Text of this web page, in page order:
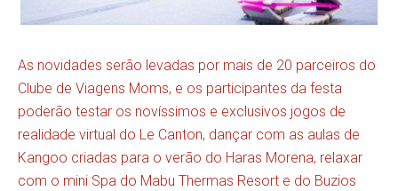
As novidades serão levadas por mais de 20 parceiros do
Clube de Viagens Moms, e os participantes da festa
poderão testar os novíssimos e exclusivos jogos de
realidade virtual do Le Canton, dançar com as aulas de
Kangoo criadas para o verão do Haras Morena, relaxar
com o mini Spa do Mabu Thermas Resort e do Buzios